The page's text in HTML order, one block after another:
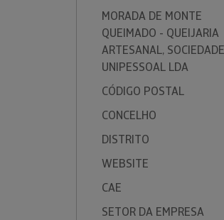
MORADA DE MONTE
QUEIMADO - QUEIJARIA
ARTESANAL, SOCIEDADE
UNIPESSOAL LDA
CÓDIGO POSTAL
CONCELHO
DISTRITO
WEBSITE
CAE
SETOR DA EMPRESA